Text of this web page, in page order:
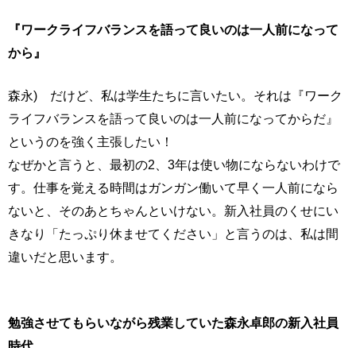
『ワークライフバランスを語って良いのは一人前になって
から』
森永) だけど、私は学生たちに言いたい。それは『ワーク
ライフバランスを語って良いのは一人前になってからだ』
というのを強く主張したい！
なぜかと言うと、最初の2、3年は使い物にならないわけで
す。仕事を覚える時間はガンガン働いて早く一人前になら
ないと、そのあとちゃんといけない。新入社員のくせにい
きなり「たっぷり休ませてください」と言うのは、私は間
違いだと思います。
勉強させてもらいながら残業していた森永卓郎の新入社員